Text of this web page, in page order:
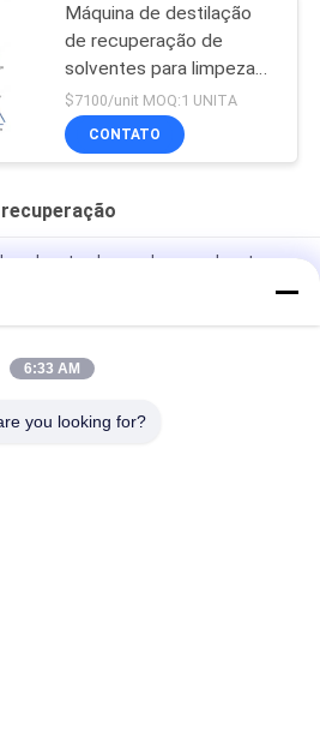
Máquina de destilação
de recuperação de
solventes para limpeza
de acetato de etilo
industrial
$7100/unit MOQ:1 UNITA
CONTATO
solventes baseada em solvente
de solventes à prova de
de solventes químicos
solvente da recuperação da
6:33 AM
you looking for?